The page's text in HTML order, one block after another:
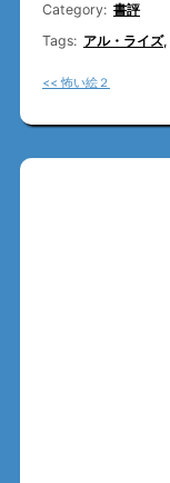
Category: 書評
Tags: アル・ライズ,
<< 怖い絵２